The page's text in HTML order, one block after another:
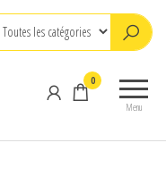
Menu
0